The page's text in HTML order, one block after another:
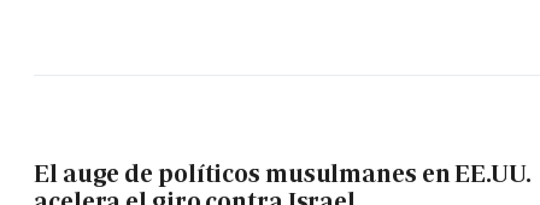
El auge de políticos musulmanes en EE.UU.